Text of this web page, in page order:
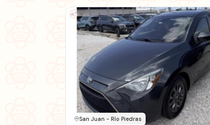
San Juan - Río Piedras